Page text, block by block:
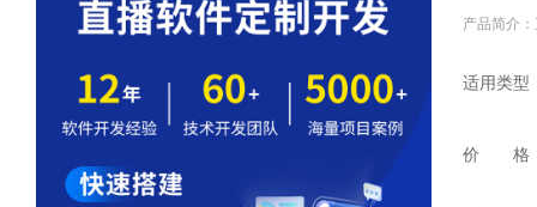
产品简介
适用类型
价 格